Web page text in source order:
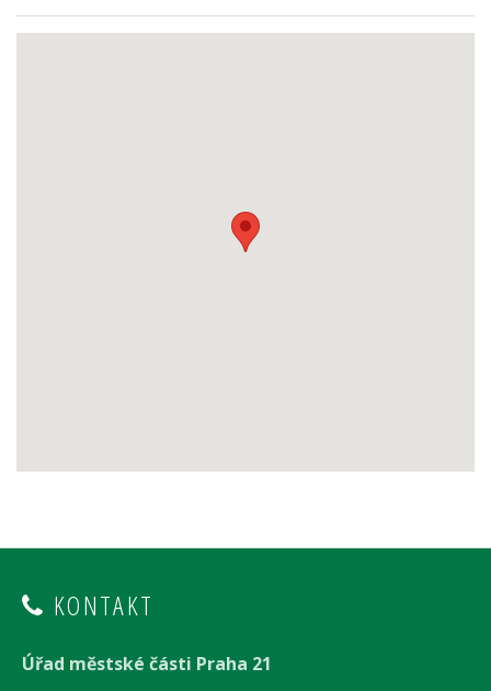
KONTAKT
Úřad městské části Praha 21